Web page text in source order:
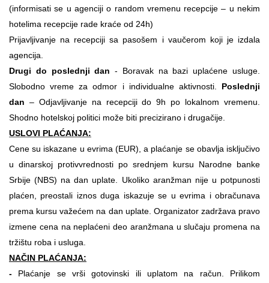
(informisati se u agenciji o random vremenu recepcije – u nekim
hotelima recepcije rade kraće od 24h)
Prijavljivanje na recepciji sa pasošem i vaučerom koji je izdala
agencija.
Drugi do poslednji dan- Boravak na bazi uplaćene usluge.
Slobodno vreme za odmor i individualne aktivnosti. Poslednji
dan – Odjavljivanje na recepciji do 9h po lokalnom vremenu.
Shodno hotelskoj politici može biti precizirano i drugačije.
USLOVI PLAĆANJA:
Cene su iskazane u evrima (EUR), a plaćanje se obavlja isključivo
u dinarskoj protivvrednosti po srednjem kursu Narodne banke
Srbije (NBS) na dan uplate. Ukoliko aranžman nije u potpunosti
plaćen, preostali iznos duga iskazuje se u evrima i obračunava
prema kursu važećem na dan uplate. Organizator zadržava pravo
izmene cena na neplaćeni deo aranžmana u slučaju promena na
tržištu roba i usluga.
NAČIN PLAĆANJA:
- Plaćanje se vrši gotovinski ili uplatom na račun. Prilikom